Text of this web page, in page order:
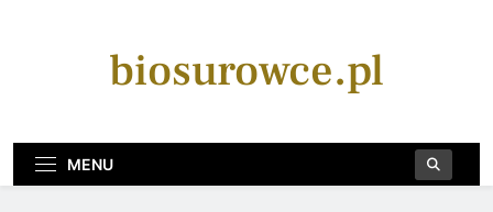
biosurowce.pl
MENU